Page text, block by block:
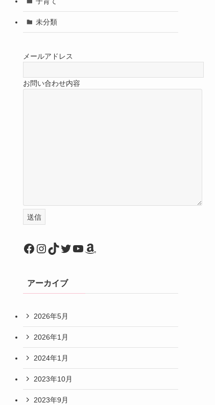
未分類
メールアドレス
お問い合わせ内容
Facebook
Instagram
TikTok
Twitter
YouTube
Amazon
アーカイブ
2026年5月
2026年1月
2024年1月
2023年10月
2023年9月